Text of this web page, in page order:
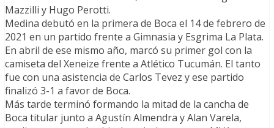
Mazzilli y Hugo Perotti.
Medina debutó en la primera de Boca el 14 de febrero de
2021 en un partido frente a Gimnasia y Esgrima La Plata.
En abril de ese mismo año, marcó su primer gol con la
camiseta del Xeneize frente a Atlético Tucumán. El tanto
fue con una asistencia de Carlos Tevez y ese partido
finalizó 3-1 a favor de Boca.
Más tarde terminó formando la mitad de la cancha de
Boca titular junto a Agustín Almendra y Alan Varela,